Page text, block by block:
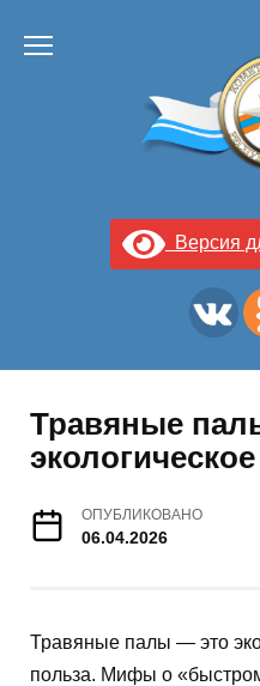
Версия
Травяные
ОПУБЛИКОВАНО
06.04.2026
Травяные палы — это
польза. Мифы о